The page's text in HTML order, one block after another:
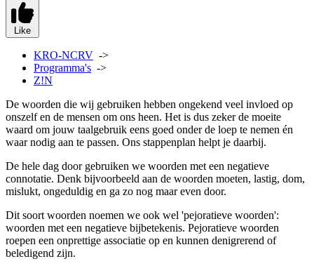
Like
KRO-NCRV ->
Programma's ->
Z!N
De woorden die wij gebruiken hebben ongekend veel invloed op
onszelf en de mensen om ons heen. Het is dus zeker de moeite
waard om jouw taalgebruik eens goed onder de loep te nemen én
waar nodig aan te passen. Ons stappenplan helpt je daarbij.
De hele dag door gebruiken we woorden met een negatieve
connotatie. Denk bijvoorbeeld aan de woorden moeten, lastig, dom,
mislukt, ongeduldig en ga zo nog maar even door.
Dit soort woorden noemen we ook wel 'pejoratieve woorden':
woorden met een negatieve bijbetekenis. Pejoratieve woorden
roepen een onprettige associatie op en kunnen denigrerend of
beledigend zijn.